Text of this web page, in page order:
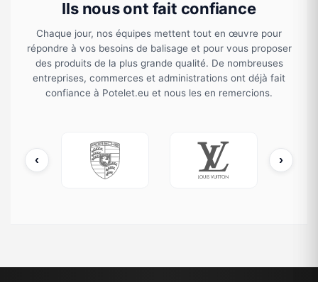
Ils nous ont fait confiance
Chaque jour, nos équipes mettent tout en œuvre pour
répondre à vos besoins de balisage et pour vous proposer
des produits de la plus grande qualité. De nombreuses
entreprises, commerces et administrations ont déjà fait
confiance à Potelet.eu et nous les en remercions.
‹
/ OTAN Porsche Louis Vuitton ›